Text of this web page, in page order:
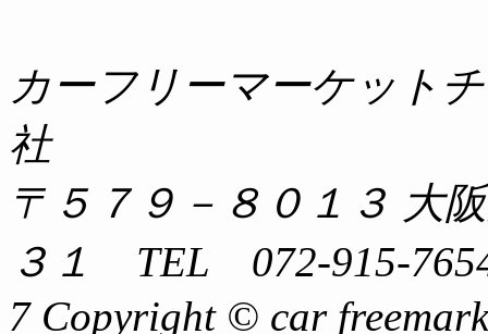
カーフリーマーケット
社
〒５７９－８０１３ 大
３１ TEL 072-915-
7 Copyright © car